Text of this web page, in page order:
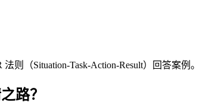
则（Situation-Task-Action-Result）回答案例。
路？